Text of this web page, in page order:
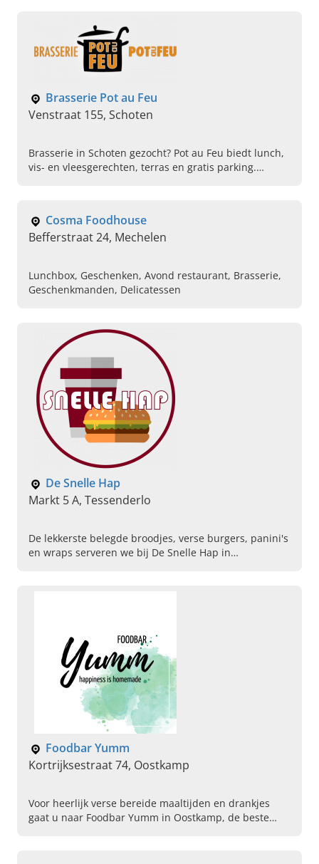
Brasserie Pot au Feu
Venstraat 155, Schoten
Brasserie in Schoten gezocht? Pot au Feu biedt lunch,
vis- en vleesgerechten, terras en gratis parking.
Cosma Foodhouse
Befferstraat 24, Mechelen
Lunchbox, Geschenken, Avond restaurant, Brasserie,
Geschenkmanden, Delicatessen
De Snelle Hap
Markt 5 A, Tessenderlo
De lekkerste belegde broodjes, verse burgers, panini's
en wraps serveren we bij De Snelle Hap in
Foodbar Yumm
Kortrijksestraat 74, Oostkamp
Voor heerlijk verse bereide maaltijden en drankjes
gaat u naar Foodbar Yumm in Oostkamp, de beste